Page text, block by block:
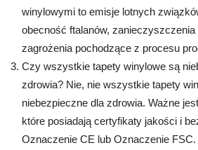
winylowymi to emisje lotnych
obecność ftalanów,
zagrożenia pochodzące z procesu
Czy wszystkie tapety winylowe są
zdrowia? Nie, nie wszystkie tapety
niebezpieczne dla zdrowia. Ważne
które posiadają certyfikaty jakości i
Oznaczenie CE lub Oznaczenie FSC.